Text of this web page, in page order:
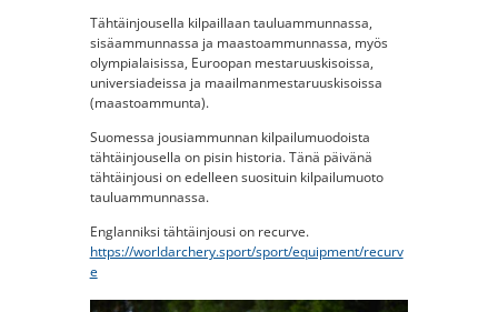
Tähtäinjousella kilpaillaan tauluammunnassa,
sisäammunnassa ja maastoammunnassa, myös
olympialaisissa, Euroopan mestaruuskisoissa,
universiadeissa ja maailmanmestaruuskisoissa
(maastoammunta).
Suomessa jousiammunnan kilpailumuodoista
tähtäinjousella on pisin historia. Tänä päivänä
tähtäinjousi on edelleen suosituin kilpailumuoto
tauluammunnassa.
Englanniksi tähtäinjousi on recurve.
https://worldarchery.sport/sport/equipment/recurv
e